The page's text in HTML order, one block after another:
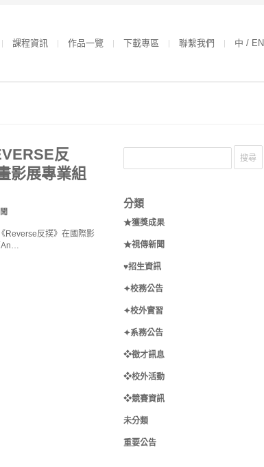
課程資訊 作品一覽 下載專區 聯繫我們 中 / EN
反
影展專業組
Reverse反撲》在國際影
An…
分類
★獲獎成果
★視傳新聞
♥招生資訊
✦校務公告
✦校外實習
✦系務公告
❖徵才訊息
❖校外活動
❖競賽資訊
未分類
重要公告